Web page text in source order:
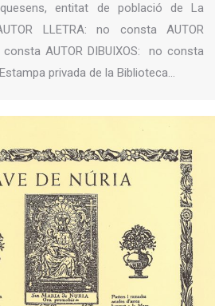
entitat de població de La
LLETRA: no consta AUTOR
consta AUTOR DIBUIXOS: no consta
privada de la Biblioteca…